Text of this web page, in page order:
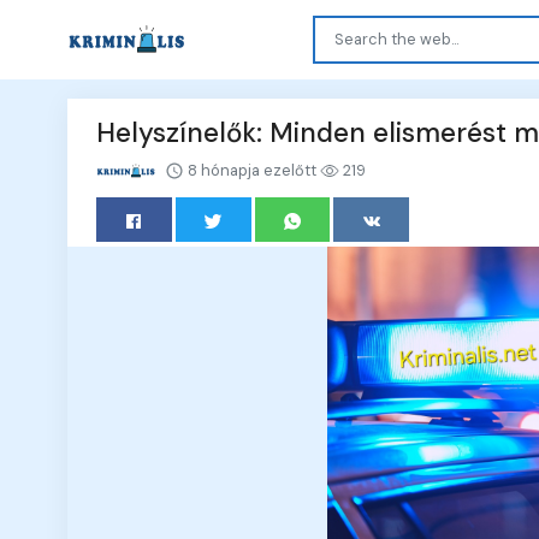
Helyszínelők: Minden elismerést
8 hónapja ezelőtt 219